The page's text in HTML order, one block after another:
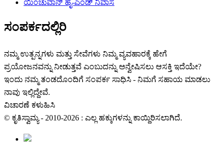
ಯಿಂಚುವಾನ್ ಹೈ-ಎಂಡ್ ನಿವಾಸ
ಸಂಪರ್ಕದಲ್ಲಿರಿ
ನಮ್ಮ ಉತ್ಪನ್ನಗಳು ಮತ್ತು ಸೇವೆಗಳು ನಿಮ್ಮ ವ್ಯವಹಾರಕ್ಕೆ ಹೇಗೆ
ಪ್ರಯೋಜನವನ್ನು ನೀಡುತ್ತವೆ ಎಂಬುದನ್ನು ಅನ್ವೇಷಿಸಲು ಆಸಕ್ತಿ ಇದೆಯೇ?
ಇಂದು ನಮ್ಮ ತಂಡದೊಂದಿಗೆ ಸಂಪರ್ಕ ಸಾಧಿಸಿ - ನಿಮಗೆ ಸಹಾಯ ಮಾಡಲು
ನಾವು ಇಲ್ಲಿದ್ದೇವೆ.
ವಿಚಾರಣೆ ಕಳುಹಿಸಿ
© ಕೃತಿಸ್ವಾಮ್ಯ - 2010-2026 : ಎಲ್ಲ ಹಕ್ಕುಗಳನ್ನು ಕಾಯ್ದಿರಿಸಲಾಗಿದೆ.